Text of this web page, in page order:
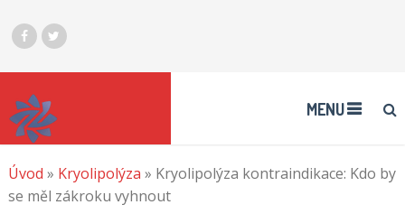
MENU
Úvod » Kryolipolýza » Kryolipolýza kontraindikace: Kdo by
se měl zákroku vyhnout